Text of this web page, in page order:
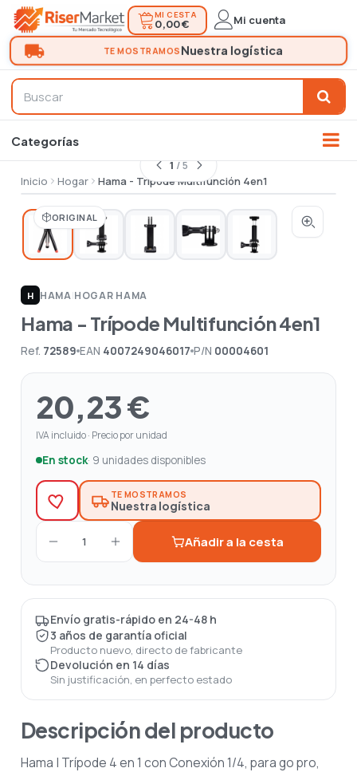
MI CESTA
0,00 € Mi cuenta
Inicio Hogar Hama - Trípode Multifunción 4en1
ORIGINAL
1/ 5
H HAMA|HOGAR HAMA
Hama - Trípode Multifunción 4en1
Ref. 72589 EAN 4007249046017 P/N 00004601
20,23 €
IVA incluido · Precio por unidad
En stock· 9 unidades disponibles
TE MOSTRAMOS
Nuestra logística
1 Añadir a la cesta
Envío gratis-rápido en 24-48 h
3 años de garantía oficial
Producto nuevo, directo de fabricante
Devolución en 14 días
Sin justificación, en perfecto estado
Descripción del producto
Hama | Trípode 4 en 1 con Conexión 1/4, para go pro,